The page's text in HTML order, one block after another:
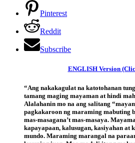
Pinterest
Reddit
Subscribe
ENGLISH Version
“Ang nakakagulat na katotohanan
tamang maging mayaman at hindi
Alalahanin mo na ang salitang
pagkakaroon ng maraming mabuting
mas-masagana’t mas-masaya.
kapayapaan, kalusugan, kasiyahan at
mundo. Maraming marangal na